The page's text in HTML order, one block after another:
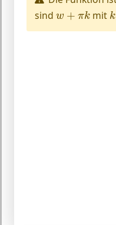
sind w + πk
w + πk mit k
k